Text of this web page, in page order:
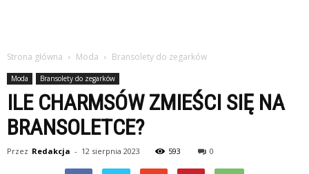
Strona główna Moda Bransolety do zegarków
Moda Bransolety do zegarków
ILE CHARMSÓW ZMIEŚCI SIĘ NA
BRANSOLETCE?
Przez Redakcja - 12 sierpnia 2023 593 0